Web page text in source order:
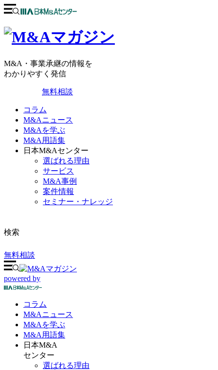
M&A・事業承継の情報を
わかりやすく発信
無料相談
コラム
M&Aニュース
M&Aを学ぶ
M&A用語集
日本M&Aセンター
選ばれる理由
サービス
M&A事例
案件情報
セミナー・ナレッジ
検索
無料相談
powered by
コラム
M&Aニュース
M&Aを学ぶ
M&A 用語集
日本M&A
センター
選ばれる理由